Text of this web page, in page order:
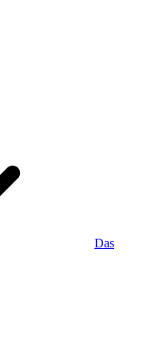
Das